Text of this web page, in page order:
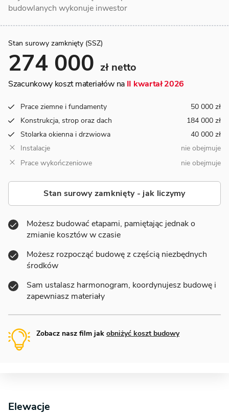
budowlanych wykonuje inwestor
Stan surowy zamknięty (SSZ)
274 000 zł netto
Szacunkowy koszt materiałów na II kwartał 2026
Prace ziemne i fundamenty
50 000 zł
Konstrukcja, strop oraz dach
184 000 zł
Stolarka okienna i drzwiowa
40 000 zł
Instalacje
nie obejmuje
Prace wykończeniowe
nie obejmuje
Stan surowy zamknięty - jak liczymy
Możesz budować etapami, pamiętając jednak o
zmianie kosztów w czasie
Możesz rozpocząć budowę z częścią niezbędnych
środków
Sam ustalasz harmonogram, koordynujesz budowę i
zapewniasz materiały
Zobacz nasz film jak obniżyć koszt budowy
Elewacje